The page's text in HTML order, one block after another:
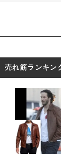
売れ筋ランキン